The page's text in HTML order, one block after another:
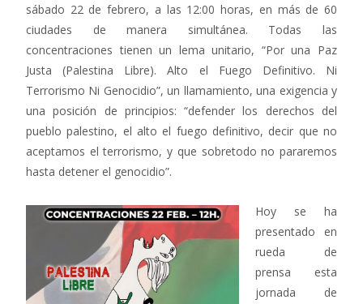
sábado 22 de febrero, a las 12:00 horas, en más de 60
ciudades de manera simultánea. Todas las
concentraciones tienen un lema unitario, “Por una Paz
Justa (Palestina Libre). Alto el Fuego Definitivo. Ni
Terrorismo Ni Genocidio”, un llamamiento, una exigencia y
una posición de principios: “defender los derechos del
pueblo palestino, el alto el fuego definitivo, decir que no
aceptamos el terrorismo, y que sobretodo no pararemos
hasta detener el genocidio”.
Hoy se ha
presentado en
rueda de
prensa esta
jornada de